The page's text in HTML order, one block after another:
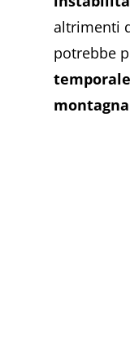
altrimenti
potrebbe
montagna